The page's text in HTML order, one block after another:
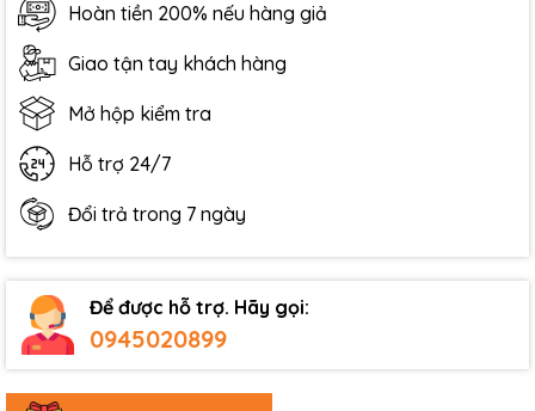
Hoàn tiền 200% nếu hàng giả
Giao tận tay khách hàng
Mở hộp kiểm tra
Hỗ trợ 24/7
Đổi trả trong 7 ngày
Để được hỗ trợ. Hãy gọi:
0945020899